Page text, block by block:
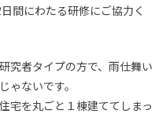
間にわたる研修にご協力く
究者タイプの方で、雨仕舞い
ゃないです。
宅を丸ごと１棟建ててしまっ